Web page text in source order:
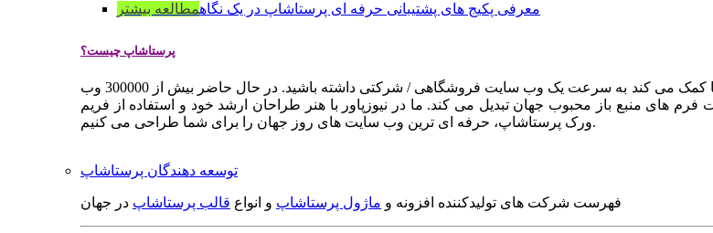
معرفی پکیج های پشتیبانی حرفه ای پرستاشاپ در یک نگاهمطالعه بیشتر
پرستاشاپ چیست؟
پرستاشاپ یک سیستم مدیریت وب سایت / فروشگاه آنلاین اپن سورس است که به شما کمک می کند به سرعت یک وب سایت فروشگاهی / شرکتی داشته باشید. در حال حاضر بیش از 300000 وب
های منبع باز محبوب جهان تبدیل می کند. ما در نیوزپاور با هنر طراحان ارشد خود و استفاده از فریم
ورک پرستاشاپ، حرفه ای ترین وب سایت های روز جهان را برای شما طراحی می کنیم.
توسعه دهندگان پرستاشاپ
فهرست شرکت های تولیدکننده افزونه و ماژول پرستاشاپ و انواع قالب پرستاشاپ در جهان